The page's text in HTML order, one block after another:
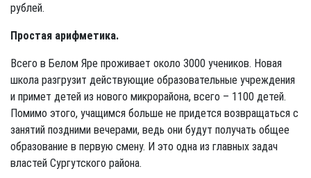
рублей.
Простая арифметика.
Всего в Белом Яре проживает около 3000 учеников. Новая
школа разгрузит действующие образовательные учреждения
и примет детей из нового микрорайона, всего – 1100 детей.
Помимо этого, учащимся больше не придется возвращаться с
занятий поздними вечерами, ведь они будут получать общее
образование в первую смену. И это одна из главных задач
властей Сургутского района.